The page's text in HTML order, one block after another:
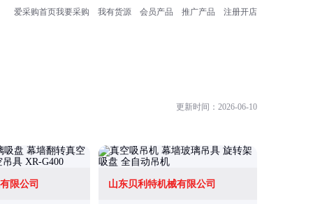
爱采购首页我要采购 我有货源 会员产品 推广产品 注册开店
更新时间：2026-06-10
限公司 山东贝利特机械有限公司